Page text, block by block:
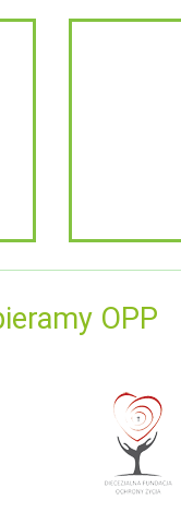
OPP